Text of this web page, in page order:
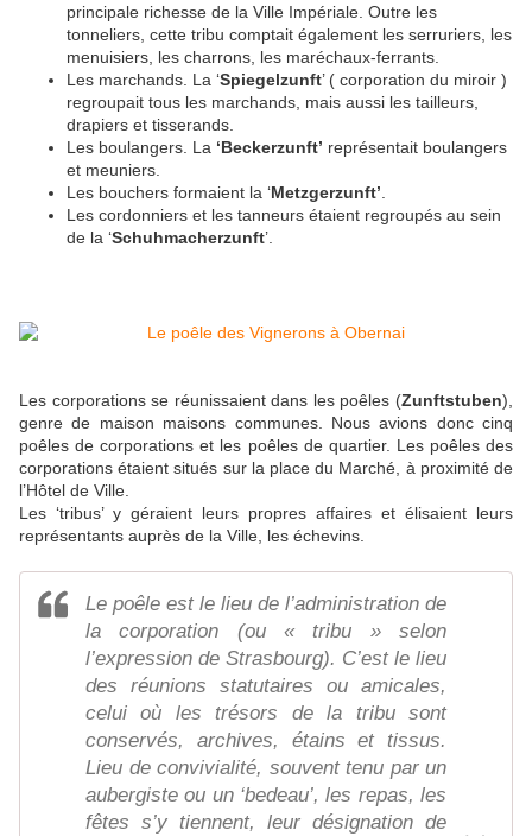
principale richesse de la Ville Impériale. Outre les
tonneliers, cette tribu comptait également les serruriers, les
menuisiers, les charrons, les maréchaux-ferrants.
Les marchands. La ‘Spiegelzunft’ ( corporation du miroir )
regroupait tous les marchands, mais aussi les tailleurs,
drapiers et tisserands.
Les boulangers. La ‘Beckerzunft’ représentait boulangers
et meuniers.
Les bouchers formaient la ‘Metzgerzunft’
Les cordonniers et les tanneurs étaient regroupés au sein
de la ‘Schuhmacherzunft’.
Les corporations se réunissaient dans les poêles (Zunftstuben),
genre de maison maisons communes. Nous avions donc cinq
poêles de corporations et les poêles de quartier. Les poêles des
corporations étaient situés sur la place du Marché, à proximité de
l’Hôtel de Ville.
Les ‘tribus’ y géraient leurs propres affaires et élisaient leurs
représentants auprès de la Ville, les échevins.
Le poêle est le lieu de l’administration de
la corporation (ou « tribu » selon
l’expression de Strasbourg). C’est le lieu
des réunions statutaires ou amicales,
celui où les trésors de la tribu sont
conservés, archives, étains et tissus.
Lieu de convivialité, souvent tenu par un
aubergiste ou un ‘bedeau’, les repas, les
fêtes s’y tiennent, leur désignation de